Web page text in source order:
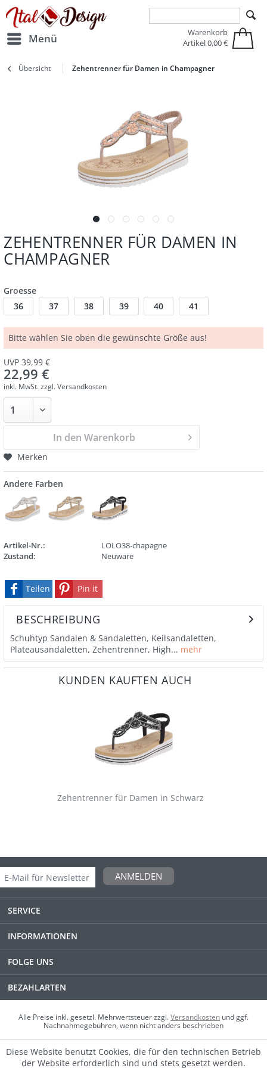
Zur Hauptnavigation springen Zum Hauptinhalt springen
Menü
Warenkorb
Artikel0,00 €
Übersicht Zehentrenner für Damen in Champagner
ZEHENTRENNER FÜR DAMEN IN
CHAMPAGNER
Groesse
36
37 38 39 40 41
Bitte wählen Sie oben die gewünschte Größe aus!
UVP 39,99 €
22,99 €
inkl. MwSt.zzgl. Versandkosten
In den Warenkorb
Merken
Andere Farben
Artikel-Nr.:
LOLO38-chapagne
Zustand:
Neuware
Teilen Pin it
BESCHREIBUNG
Schuhtyp Sandalen & Sandaletten, Keilsandaletten,
Plateausandaletten, Zehentrenner, High... mehr
KUNDEN KAUFTEN AUCH
Zehentrenner für Damen in Schwarz
ANMELDEN
SERVICE
INFORMATIONEN
FOLGE UNS
BEZAHLARTEN
Alle Preise inkl. gesetzl. Mehrwertsteuer zzgl.Versandkosten und ggf.
Nachnahmegebühren, wenn nicht anders beschrieben
Diese Website benutzt Cookies, die für den technischen Betrieb
der Website erforderlich sind und stets gesetzt werden.